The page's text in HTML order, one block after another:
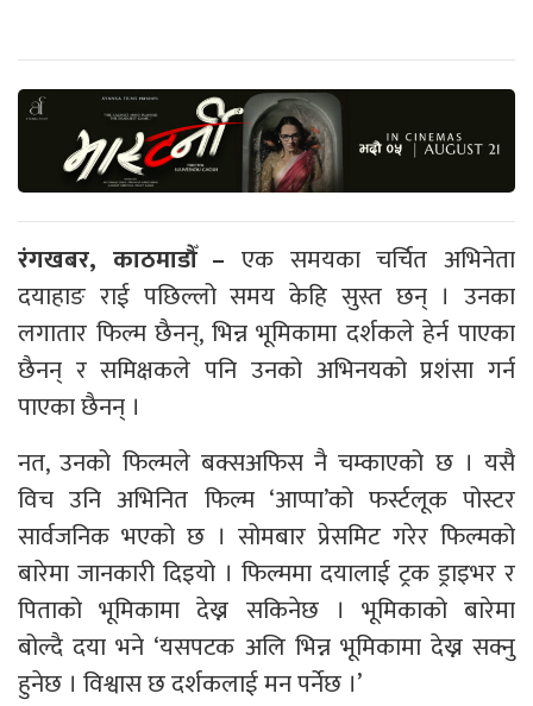
रंगखबर, काठमाडौँ – एक समयका चर्चित अभिनेता
दयाहाङ राई पछिल्लो समय केहि सुस्त छन् । उनका
लगातार फिल्म छैनन्, भिन्न भूमिकामा दर्शकले हेर्न पाएका
छैनन् र समिक्षकले पनि उनको अभिनयको प्रशंसा गर्न
पाएका छैनन् ।
नत, उनको फिल्मले बक्सअफिस नै चम्काएको छ । यसै
विच उनि अभिनित फिल्म ‘आप्पा’को फर्स्टलूक पोस्टर
सार्वजनिक भएको छ । सोमबार प्रेसमिट गरेर फिल्मको
बारेमा जानकारी दिइयो । फिल्ममा दयालाई ट्रक ड्राइभर र
पिताको भूमिकामा देख्न सकिनेछ । भूमिकाको बारेमा
बोल्दै दया भने ‘यसपटक अलि भिन्न भूमिकामा देख्न सक्नु
हुनेछ । विश्वास छ दर्शकलाई मन पर्नेछ ।’